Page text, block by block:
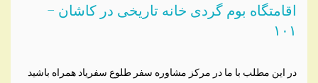
اقامتگاه بوم گردی خانه تاریخی در کاشان –
۱۰۱
در این مطلب با ما در مرکز مشاوره سفر طلوع سفریاد همراه باشید